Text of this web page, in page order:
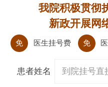
我院积极贯彻
新政开展网
免 医生挂号费 免
患者姓名